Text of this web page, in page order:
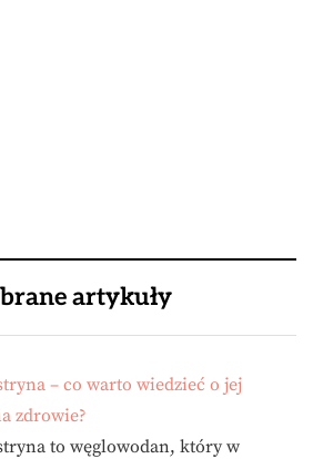
artykuły
– co warto wiedzieć o jej
zdrowie?
to węglowodan, który w